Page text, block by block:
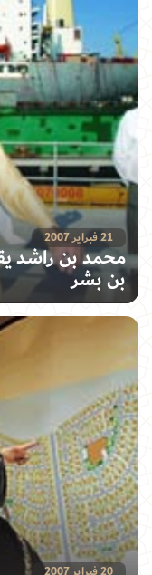
21 فبراير 2007
محمد بن راشد
بن بشر